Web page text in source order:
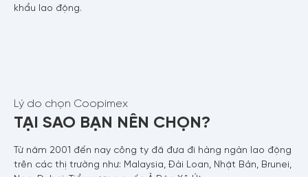
khẩu lao động.
Lý do chọn Coopimex
TẠI SAO BẠN NÊN CHỌN?
Từ năm 2001 đến nay công ty đã đưa đi hàng ngàn lao động
trên các thị trường như: Malaysia, Đài Loan, Nhật Bản, Brunei,